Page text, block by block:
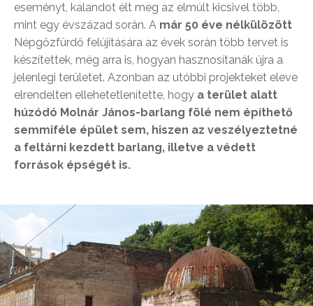
eseményt, kalandot élt meg az elmúlt kicsivel több,
mint egy évszázad során. A már 50 éve nélkülözött
Népgőzfürdő felújítására az évek során több tervet is
készítettek, még arra is, hogyan hasznosítanák újra a
jelenlegi területet. Azonban az utóbbi projekteket eleve
elrendelten ellehetetlenítette, hogy a terület alatt
húzódó Molnár János-barlang fölé nem építhető
semmiféle épület sem, hiszen az veszélyeztetné
a feltárni kezdett barlang, illetve a védett
források épségét is.